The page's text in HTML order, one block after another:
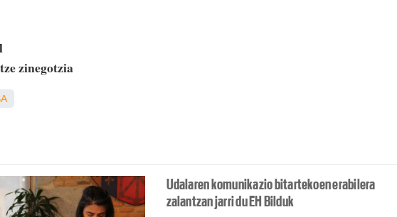
zinegotzia
Udalaren komunikazio bitartekoen erabilera
zalantzan jarri du EH Bilduk